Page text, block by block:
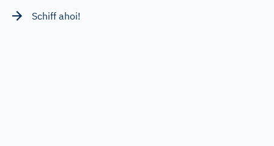
Schiff ahoi!